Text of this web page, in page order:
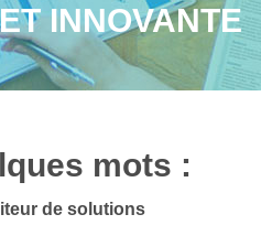
INNOVANTE
mots :
de solutions